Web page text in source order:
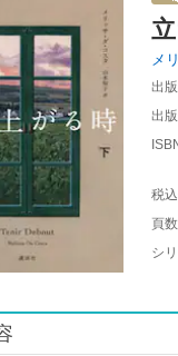
メ
出
出
税
頁
シ